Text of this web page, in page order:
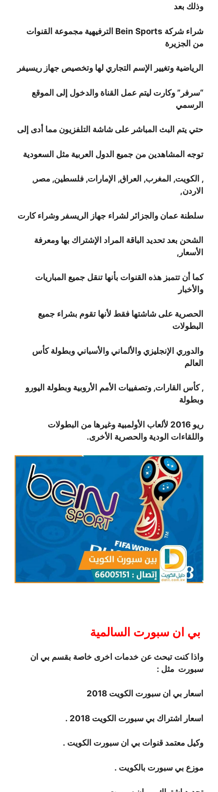
وذلك بعد
شراء شركة Bein Sports الترفيهية مجموعة القنوات
من الجزيرة
الرياضية وتغيير الإسم التجاري لها وتخصيص جهاز ريسيفر
“سرفر” وكارت ليتم عمل القناة والدخول إلى الموقع
الرسمي
حتي يتم البث المباشر على شاشة التلفزيون مما أدى إلى
توجه المشاهدين من جميع الدول العربية مثل السعودية
, الكويت, المغرب, العراق, الإمارات, فلسطين, مصر,
الاردن,
سلطنة عمان والجزائر لشراء جهاز الريسفر وشراء كارت
الشحن بعد تحديد الباقة المراد الإشتراك بها ومعرفة
الأسعار,
كما أن تتمبز هذه القنوات بأنها تنقل جميع المباريات
والأخبار
الحصرية على شاشتها فقط لأنها تقوم بشراء جميع
البطولات
والدوري الإنجليزي والألماني والأسباني وبطولة كأس
العالم
, كأس القارات, وتصفييات الأمم الأروبية وبطولة اليورو
وبطولة
ريو 2016 لألعاب الأولمبية وغيرها من البطولات
واللقاءات الودية والحصرية الأخرى.
بي ان سبورت السالمية
واذا كنت تبحث عن خدمات اخرى خاصة بقسم بي ان
سبورت مثل :
اسعار بي ان سبورت الكويت 2018
اسعار اشتراك بي سبورت الكويت 2018 .
وكيل معتمد قنوات بي ان سبورت الكويت .
موزع بي سبورت بالكويت .